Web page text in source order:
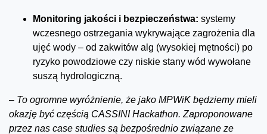
Monitoring jakości i bezpieczeństwa: systemy
wczesnego ostrzegania wykrywające zagrożenia dla
ujęć wody – od zakwitów alg (wysokiej mętności) po
ryzyko powodziowe czy niskie stany wód wywołane
suszą hydrologiczną.
– To ogromne wyróżnienie, że jako MPWiK będziemy mieli
okazję być częścią CASSINI Hackathon. Zaproponowane
przez nas case studies są bezpośrednio związane ze